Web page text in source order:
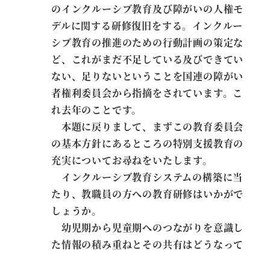
のインクルーシブ教育及び障がいの人権モ
デルに関する研修復旧をする。インクルー
シブ教育の推進のための行動計画の策定な
ど、これがまだ不足している及びできてい
ない、足りないということを国連の障がい
者権利委員会から指摘をされています。こ
れ去年のことです。
本題に戻りまして、まずこの教育委員会
の基本方針にあるところの特別支援教育の
充実についてお尋ねをいたします。
インクルーシブ教育システムの構築に当
たり、教職員の方への教育研修はいかがで
しょうか。
幼児期から児童期へのつながりを意識し
た情報の積み重ねとその共有はどうなって